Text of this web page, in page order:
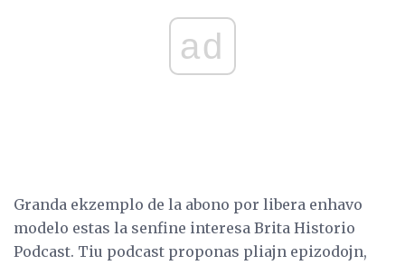
ad
Granda ekzemplo de la abono por libera enhavo
modelo estas la senfine interesa Brita Historio
Podcast. Tiu podcast proponas pliajn epizodojn,